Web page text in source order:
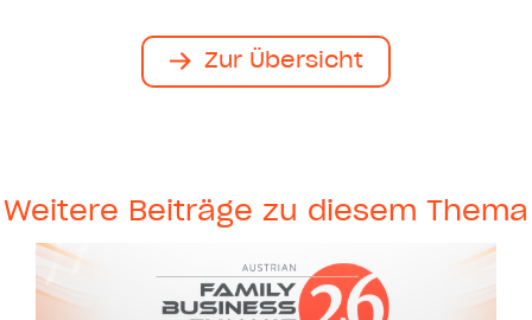
Zur Übersicht
Weitere Beiträge zu diesem Thema